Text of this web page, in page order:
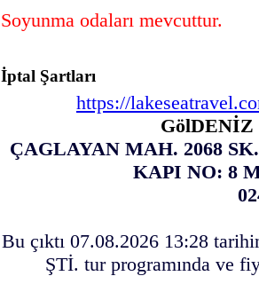
Soyunma odaları mevcuttur.
İptal Şartları
https://
ÇAGLAYAN MAH. 2068
KAPI NO: 8
Bu çıktı 07.08.2026 13:28
ŞTİ. tur programında ve